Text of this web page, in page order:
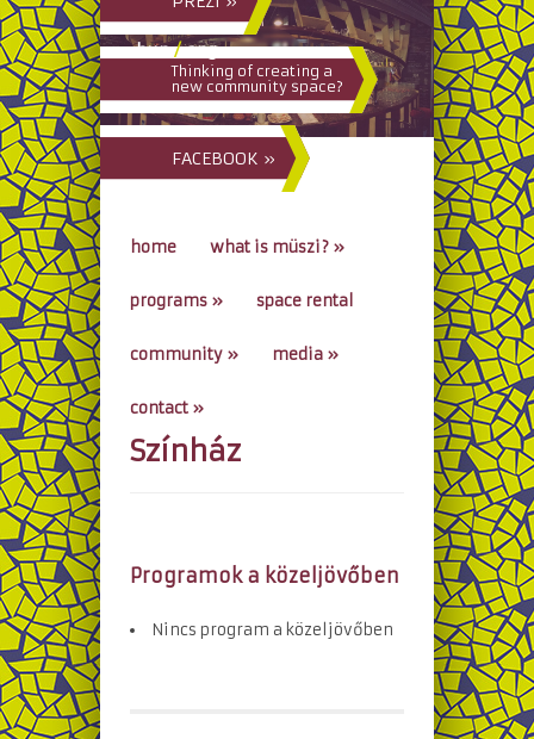
hun/eng
Thinking of creating a
new community space?
FACEBOOK »
home what is müszi? »
programs » space rental
community » media »
contact »
go to...
Színház
Programok a közeljövőben
Nincs program a közeljövőben